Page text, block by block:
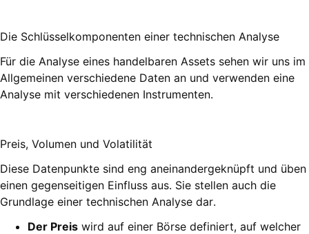
Die Schlüsselkomponenten einer technischen Analyse
Für die Analyse eines handelbaren Assets sehen wir uns im
Allgemeinen verschiedene Daten an und verwenden eine
Analyse mit verschiedenen Instrumenten.
Preis, Volumen und Volatilität
Diese Datenpunkte sind eng aneinandergeknüpft und üben
einen gegenseitigen Einfluss aus. Sie stellen auch die
Grundlage einer technischen Analyse dar.
Der Preis wird auf einer Börse definiert, auf welcher